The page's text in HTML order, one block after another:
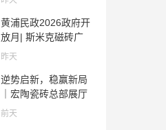
黄浦民政2026政府开
放月| 斯米克磁砖广
场适老化体验中心正
昨天
逆势启新，稳赢新局
｜宏陶瓷砖总部展厅
焕新升级开工大吉
前天